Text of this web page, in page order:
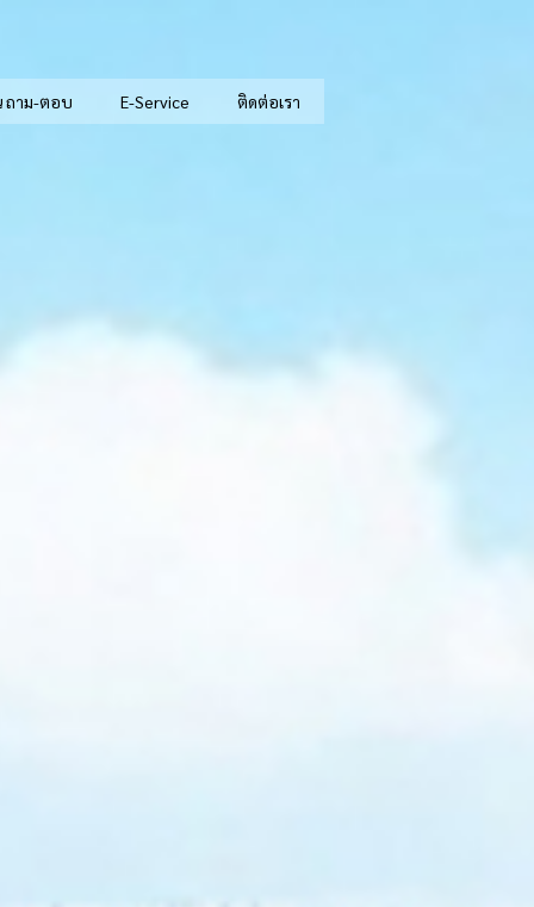
ถาม-ตอบ E-Service ติดต่อเรา